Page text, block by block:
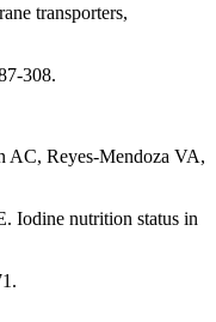
transporters,
308.
AC, Reyes-Mendoza VA,
Iodine nutrition status in